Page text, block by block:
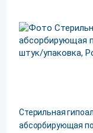
Стерильная
абсорбирующая